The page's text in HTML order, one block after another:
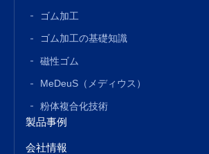
ゴム加工
ゴム加工の基礎知識
磁性ゴム
MeDeuS（メディウス）
粉体複合化技術
製品事例
会社情報